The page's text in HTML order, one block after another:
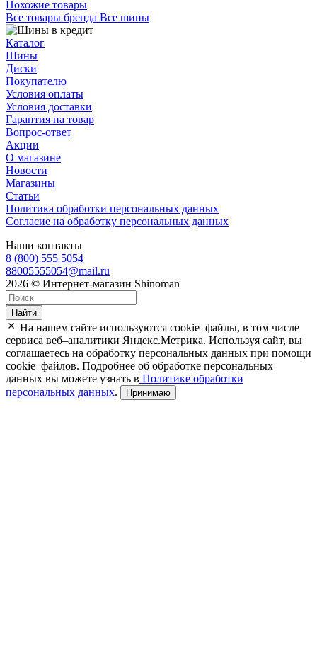
Похожие товары
Все товары бренда Все шины
Каталог
Шины
Диски
Покупателю
Условия оплаты
Условия доставки
Гарантия на товар
Вопрос-ответ
Акции
О магазине
Новости
Магазины
Статьи
Политика обработки персональных данных
Согласие на обработку персональных данных
Наши контакты
8 (800) 555 5054
88005555054@mail.ru
2026 © Интернет-магазин Shinoman
Найти
На нашем сайте используются cookie–файлы, в том числе
сервиса веб–аналитики Яндекс.Метрика. Используя сайт, вы
соглашаетесь на обработку персональных данных при помощи
cookie–файлов. Подробнее об обработке персональных
данных вы можете узнать в Политике обработки
персональных данных. Принимаю